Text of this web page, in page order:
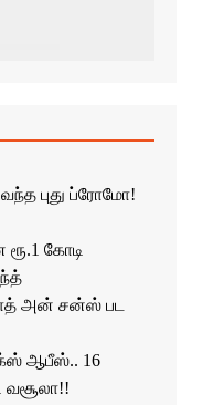
புது ப்ரோமோ!
ரூ.1 கோடி
அன் சன்ஸ் பட
ஆபீஸ்.. 16